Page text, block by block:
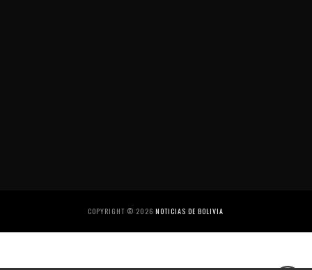
COPYRIGHT © 2026NOTICIAS DE BOLIVIA